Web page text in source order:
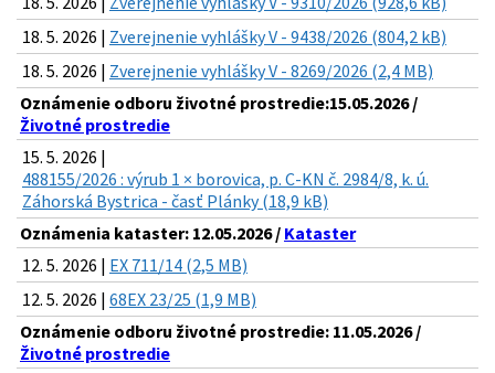
18. 5. 2026 | Zverejnenie vyhlášky V - 9438/2026 (804,2 kB)
18. 5. 2026 | Zverejnenie vyhlášky V - 8269/2026 (2,4 MB)
Oznámenie odboru životné prostredie:15.05.2026 /
Životné prostredie
15. 5. 2026 |
488155/2026 : výrub 1 × borovica, p. C-KN č. 2984/8, k. ú.
Záhorská Bystrica - časť Plánky (18,9 kB)
Oznámenia kataster: 12.05.2026 / Kataster
12. 5. 2026 | EX 711/14 (2,5 MB)
12. 5. 2026 | 68EX 23/25 (1,9 MB)
Oznámenie odboru životné prostredie: 11.05.2026 /
Životné prostredie